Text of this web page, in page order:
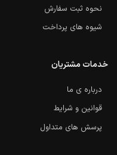
نحوه ثبت سفارش
شیوه های پرداخت
خدمات مشتریان
درباره ی ما
قوانین و شرایط
پرسش های متداول